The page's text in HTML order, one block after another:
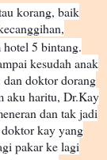
korang, baik
hotel 5 bintang.
kesudah anak
doktor dorang
aku haritu, Dr.Kay
dan tak jadi
kay yang
pakar ke lagi